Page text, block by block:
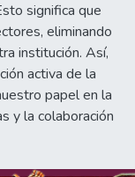
significa que
eliminando
institución. Así,
activa de la
papel en la
y la colaboración